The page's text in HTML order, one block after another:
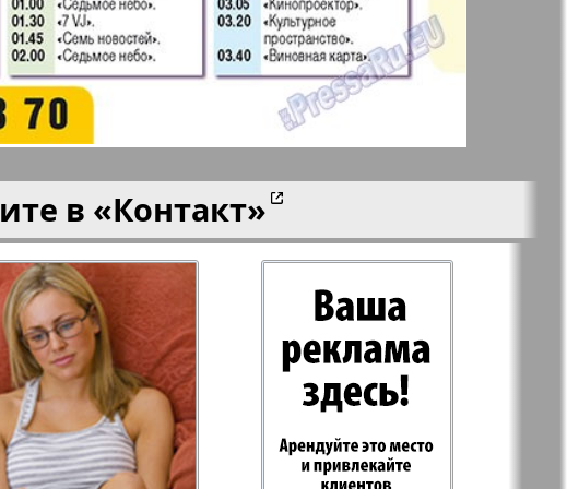
aktuell LDK по-русски
Португалии Мила
сити
My City Frankfurt
am Main
Газета
Наша марка
Норд
в «Контакт»